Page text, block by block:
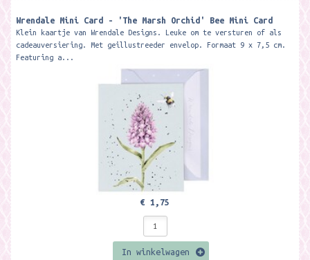
Wrendale Mini Card - 'The Marsh Orchid' Bee Mini Card ​
Klein kaartje van Wrendale Designs. Leuke om te versturen of als
cadeauversiering. Met geillustreeder envelop. Formaat 9 x 7,5 cm.
Featuring a...
€ 1,75
In winkelwagen